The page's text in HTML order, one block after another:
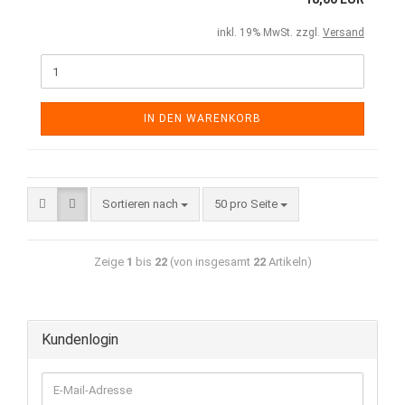
inkl. 19% MwSt. zzgl. Versand
IN DEN WARENKORB
Sortieren nach 50 pro Seite
Zeige 1 bis 22(von insgesamt 22Artikeln)
Kundenlogin